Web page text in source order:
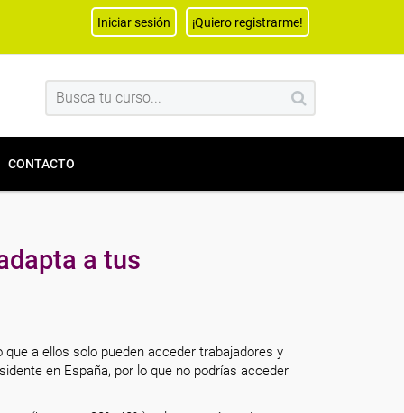
Iniciar sesión ¡Quiero registrarme!
CONTACTO
a tus
a ellos solo pueden acceder trabajadores y
en España, por lo que no podrías acceder